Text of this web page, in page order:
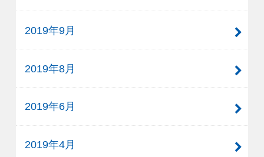
2019年9月
2019年8月
2019年6月
2019年4月